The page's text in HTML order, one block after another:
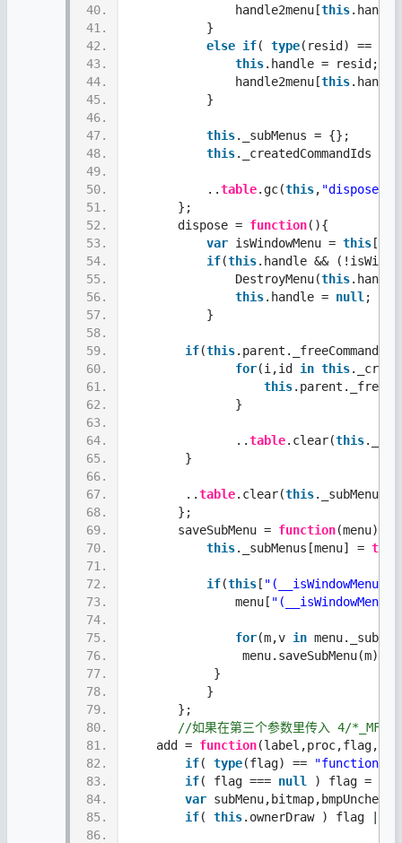
40.
41.
42.
43.
44.
45.
46.
47.
48.
49.
50.
51.
52.
53.
54.
55.
56.
57.
58.
59.
60.
61.
62.
63.
64.
65.
66.
67.
68.
69.
70.
71.
72.
73.
74.
75.
76.
77.
78.
79.
80.
81.
82.
83.
84.
85.
86.
               handle2menu[
this
           }
else if( type(resid) ==
this.handle = resid;
               handle2menu[
this
           }
this._subMenus = {};
this._createdCommandIds =
           ..
table.gc(this, "dispose"
       };
       dispose =
function(){
var isWindowMenu = this [
if(this.handle &&
               DestroyMenu(
this
this.handle = null ;
           }
if(this
for(i,id in this
this
               }
               ..
table.clear(this
        }
        ..
table.clear(this
       };
       saveSubMenu =
function(menu){
this._subMenus[menu] = true
if(this [
               menu[
for(m,v in
                menu.saveSubMenu(m);
            }
           }
       };
//如果在第三个参数里传入 4/
    add =
function
if( type(flag) == "function"
if( flag === null ) flag =
var
if( this.ownerDraw ) flag |=